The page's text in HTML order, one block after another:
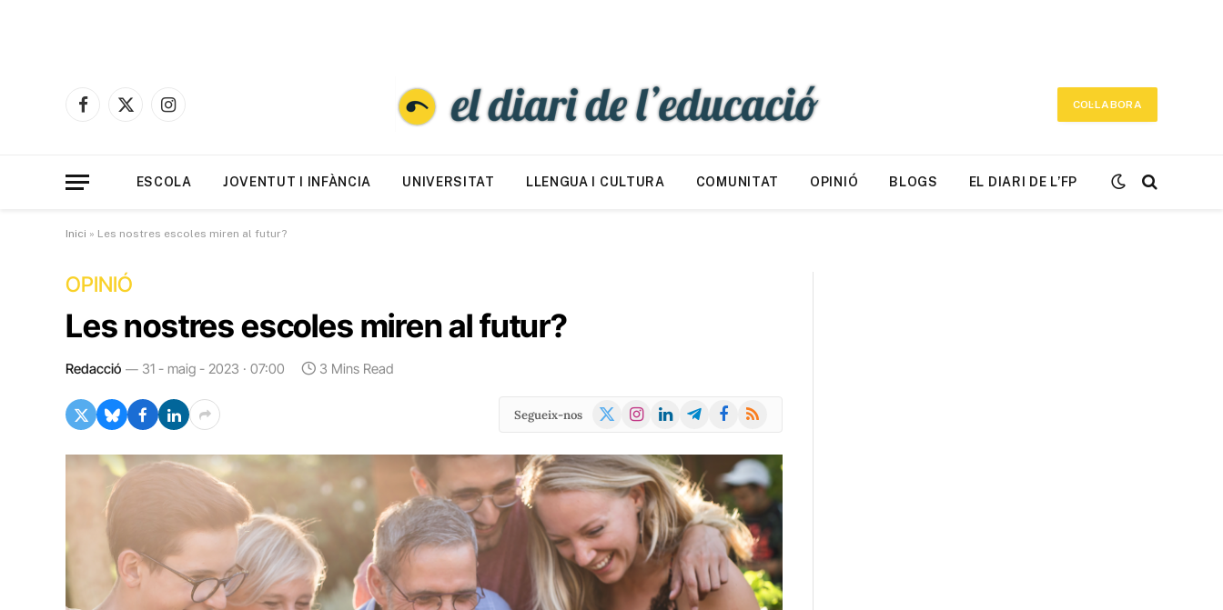
Facebook
X
Instagram
COL·LABORA
ESCOLA JOVENTUT I INFÀNCIA UNIVERSITAT LLENGUA I CULTURA COMUNITAT OPINIÓ BLOGS EL DIARI DE L’FP
Inici » Les nostres escoles miren al futur?
OPINIÓ
Les nostres escoles miren al futur?
Redacció 31 - maig - 2023 · 07:00 3 Mins Read
Segueix-nos
X
Instagram
LinkedInTelegramFacebook
RSS